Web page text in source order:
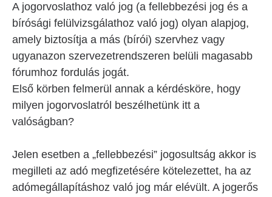
A jogorvoslathoz való jog (a fellebbezési jog és a
bírósági felülvizsgálathoz való jog) olyan alapjog,
amely biztosítja a más (bírói) szervhez vagy
ugyanazon szervezetrendszeren belüli magasabb
fórumhoz fordulás jogát.
Első körben felmerül annak a kérdésköre, hogy
milyen jogorvoslatról beszélhetünk itt a
valóságban?
Jelen esetben a „fellebbezési” jogosultság akkor is
megilleti az adó megfizetésére kötelezettet, ha az
adómegállapításhoz való jog már elévült. A jogerős